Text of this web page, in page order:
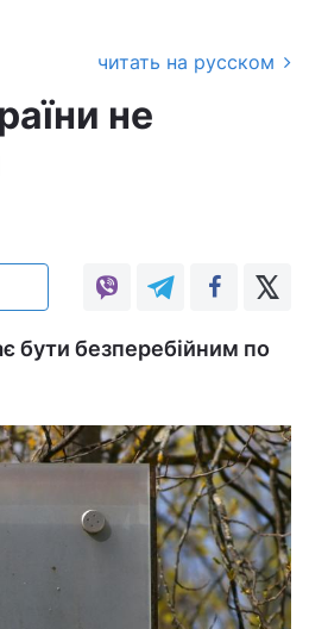
читать на русском
не
бути безперебійним по